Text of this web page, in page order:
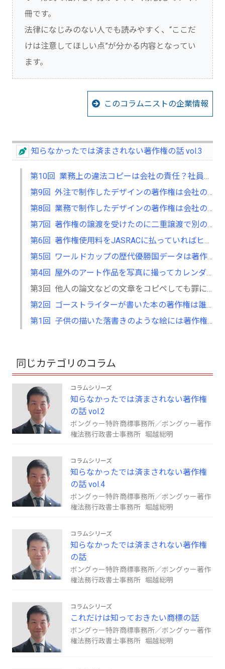
冊です。
法律になじみのない人でも読みやすく、“ここだ
けは注意してほしい点”が分かる内容となってい
ます。
このコラムニストの企業情報
知らなかったでは済まされない著作権の話 vol.3
同じカテゴリのコラム
コラムシリーズ
知らなかったでは済まされない著作権
の話 vol.2
ボングゥー特許商標事務所／ボングゥー著作
権法務行政書士事務所 堀越総明
コラムシリーズ
知らなかったでは済まされない著作権
の話 vol.4
ボングゥー特許商標事務所／ボングゥー著作
権法務行政書士事務所 堀越総明
コラムシリーズ
知らなかったでは済まされない著作権
の話
ボングゥー特許商標事務所／ボングゥー著作
権法務行政書士事務所 堀越総明
コラムシリーズ
これだけは知っておきたい商標の話
ボングゥー特許商標事務所／ボングゥー著作
権法務行政書士事務所 堀越総明